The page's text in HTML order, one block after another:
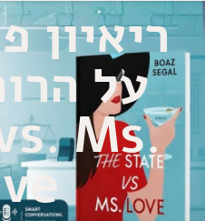
ריאיון
Ms.